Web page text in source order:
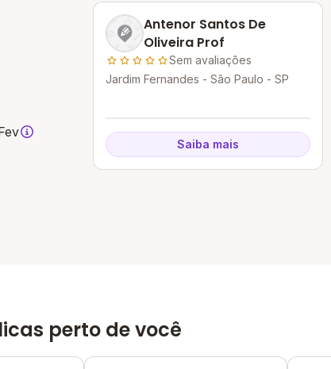
Antenor Santos De
Oliveira Prof
Sem avaliações
Jardim Fernandes - São Paulo - SP
Saiba mais
perto de você